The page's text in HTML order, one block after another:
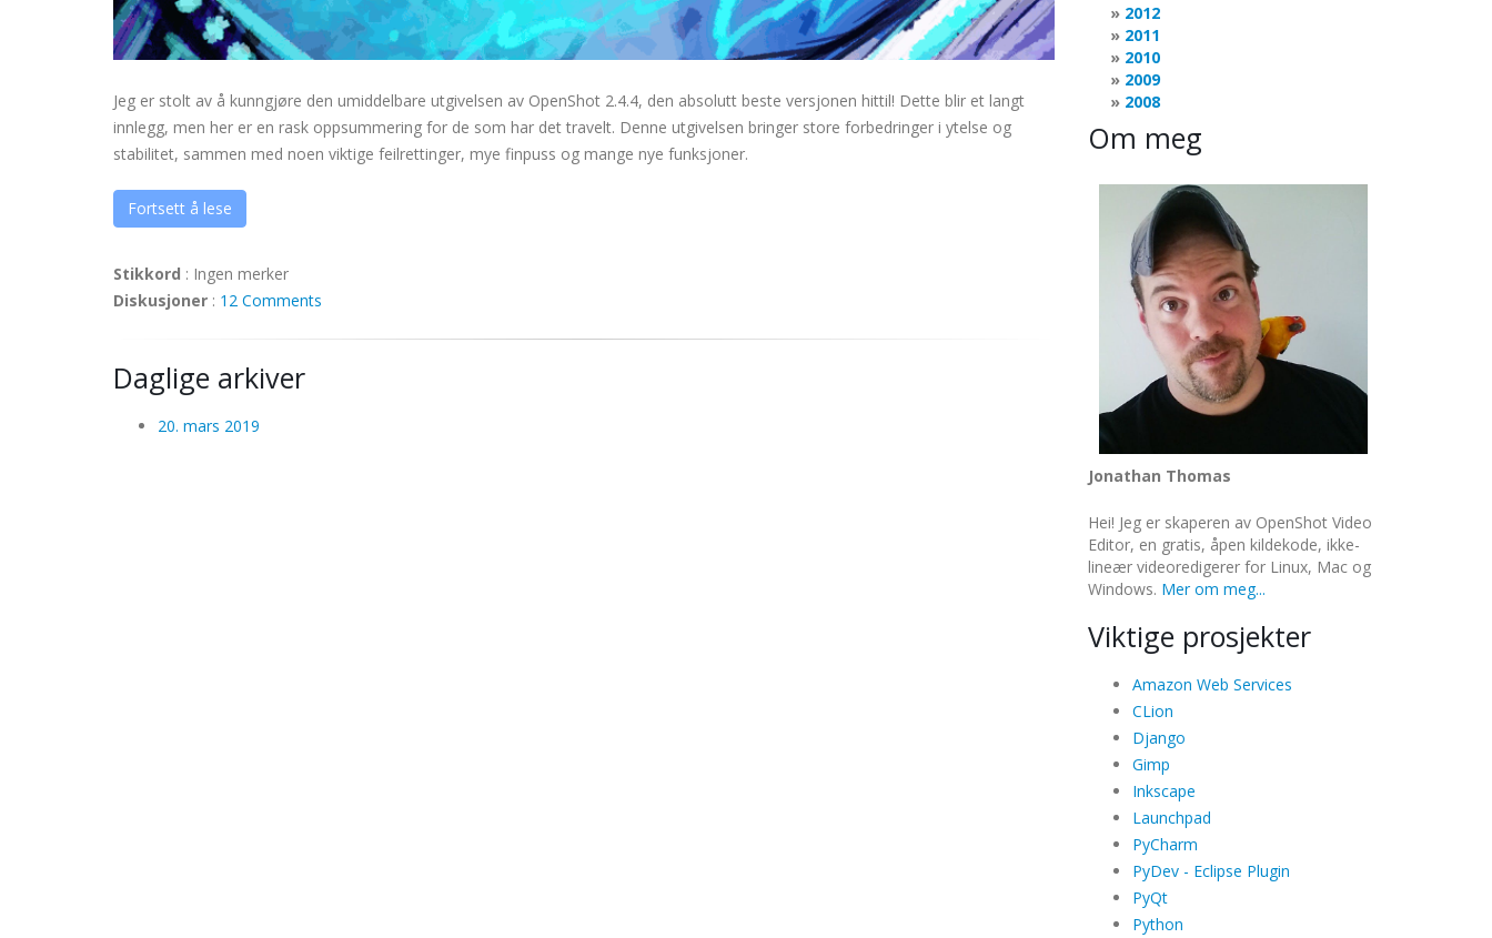
Jeg er stolt av å kunngjøre den umiddelbare utgivelsen av OpenShot 2.4.4, den absolutt beste versjonen hittil! Dette blir et langt
innlegg, men her er en rask oppsummering for de som har det travelt. Denne utgivelsen bringer store forbedringer i ytelse og
stabilitet, sammen med noen viktige feilrettinger, mye finpuss og mange nye funksjoner.
Fortsett å lese
Stikkord : Ingen merker
Diskusjoner : 12 Comments
Daglige arkiver
20. mars 2019
2012
2011
2010
2009
2008
Om meg
Jonathan Thomas
Hei! Jeg er skaperen av OpenShot Video
Editor, en gratis, åpen kildekode, ikke-
lineær videoredigerer for Linux, Mac og
Windows. Mer om meg...
Viktige prosjekter
Amazon Web Services
CLion
Django
Gimp
Inkscape
Launchpad
PyCharm
PyDev - Eclipse Plugin
PyQt
Python